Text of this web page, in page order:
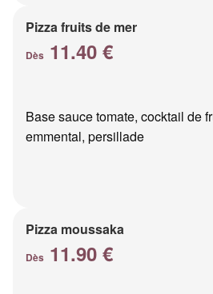
Pizza fruits de mer
Dès 11.40 €
Base sauce tomate, cocktail de
emmental, persillade
Pizza moussaka
Dès 11.90 €